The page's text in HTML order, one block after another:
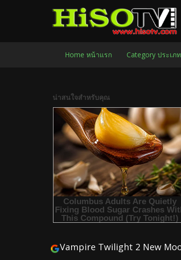
Home หน้าแรก Category ประเภท
Vampire Twilight 2 New